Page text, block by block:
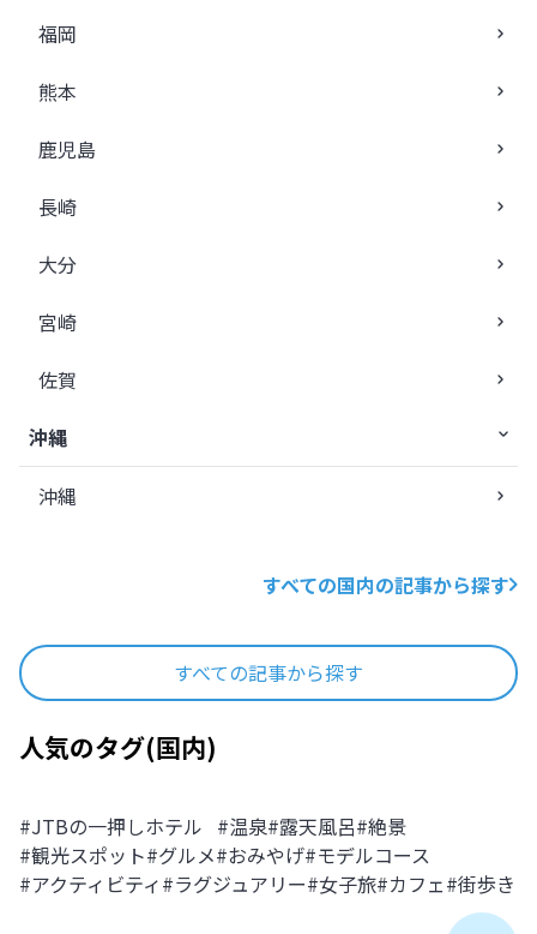
福岡
熊本
鹿児島
長崎
大分
宮崎
佐賀
沖縄
沖縄
すべての国内の記事から探す
すべての記事から探す
人気のタグ(国内)
#JTBの一押しホテル #温泉#露天風呂#絶景
#観光スポット#グルメ#おみやげ#モデルコース
#アクティビティ#ラグジュアリー#女子旅#カフェ#街歩き